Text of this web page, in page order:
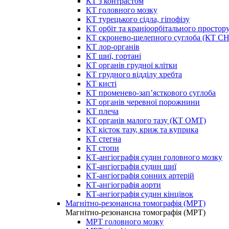
КТ головного мозку
КТ турецького сідла, гіпофізу
КТ орбіт та краніоорбітального
КТ скронево-щелепного суглоба (КТ
КТ лор-органів
КТ шиї, гортані
КТ органів грудної клітки
КТ грудного відділу хребта
КТ кисті
КТ променево-зап’ясткового суглоба
КТ органів черевної порожнини
КТ плеча
КТ органів малого тазу (КТ ОМТ)
КТ кісток тазу, криж та куприка
КТ стегна
КТ стопи
КТ-ангіографія судин головного мозку
КТ-ангіографія судин шиї
КТ-ангіографія сонних артерій
КТ-ангіографія аорти
КТ-ангіографія судин кінцівок
Магнітно-резонансна томографія (МРТ)
Магнітно-резонансна томографія (МРТ)
МРТ головного мозку